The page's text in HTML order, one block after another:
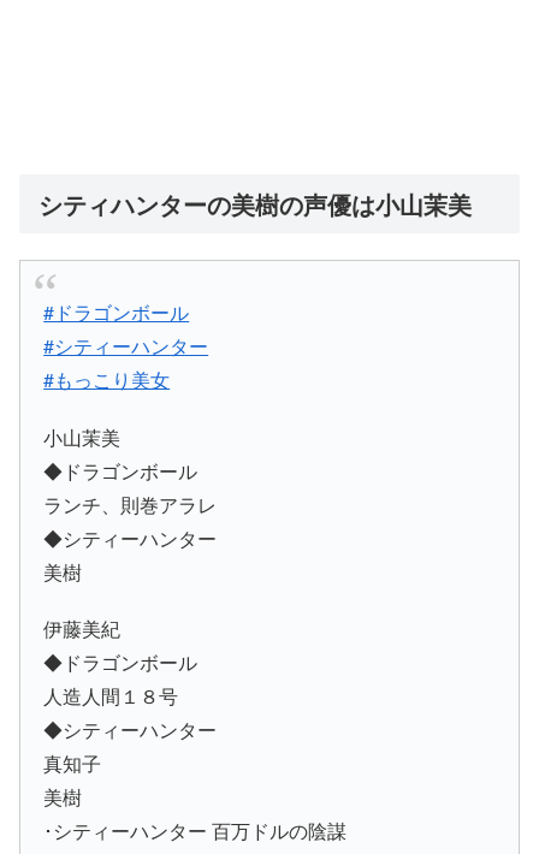
シティハンターの美樹の声優は小山茉美
#ドラゴンボール
#シティーハンター
#もっこり美女
小山茉美
◆ドラゴンボール
ランチ、則巻アラレ
◆シティーハンター
美樹
伊藤美紀
◆ドラゴンボール
人造人間１８号
◆シティーハンター
真知子
美樹
･シティーハンター 百万ドルの陰謀